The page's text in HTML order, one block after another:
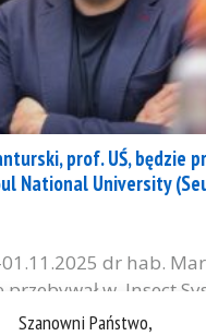
Szanowni Państwo,
prof. UŚ, będzie
National University
dr hab.
w Insect
of Applied Biology